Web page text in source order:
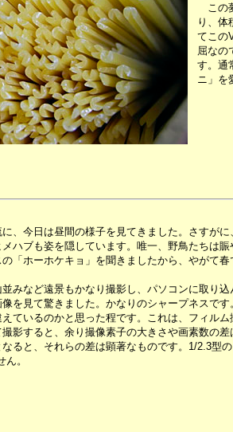
この
り、体
てこの
屈なの
す。通
ニ」を
、今日は昼間の様子を見てきました。さすがに
ハブも姿を隠しています。唯一、野鳥たちは賑
「ホーホケキョ」を聞きましたから、やがて春
みなど遠景もかなり撮影し、パソコンに取り込
を見て驚きました。かなりのシャープネスです
ているのかと思った程です。これは、フィルム
影すると、余り撮像素子の大きさや画素数の差
ると、それらの差は顕著なものです。1/2.3型
。